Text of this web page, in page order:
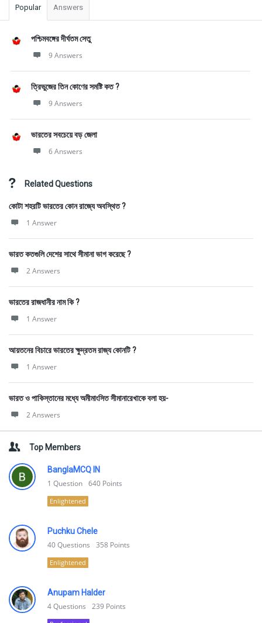
Popular Answers
পশ্চিমবঙ্গের দীর্ঘতম সেতু
9 Answers
ত্রিভুজের তিন কোণের সমষ্টি কত ?
9 Answers
ভারতের সবচেয়ে বড় জেলা
6 Answers
Related Questions
কোটা শহরটি ভারতের কোন রাজ্যে অবস্থিত ?
1 Answer
ভারত কতগুলি দেশের সাথে সীমানা ভাগ করেছে ?
2 Answers
ভারতের রাজধানীর নাম কি ?
1 Answer
আয়তনের বিচারে ভারতের ক্ষুদ্রতম রাজ্য কোনটি ?
1 Answer
ভারত ও পাকিস্তানের মধ্যে অমীমাংসিত সীমানারেখাকে বলা হয়-
2 Answers
Top Members
BanglaMCQ IN
1 Question 640 Points
Enlightened
Puchku Chele
40Questions 358 Points
Enlightened
Anupam Halder
4Questions 239 Points